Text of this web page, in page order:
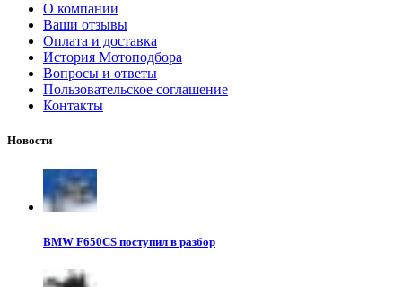
О компании
Ваши отзывы
Оплата и доставка
История Мотоподбора
Вопросы и ответы
Пользовательское соглашение
Контакты
Новости
BMW F650CS поступил в разбор